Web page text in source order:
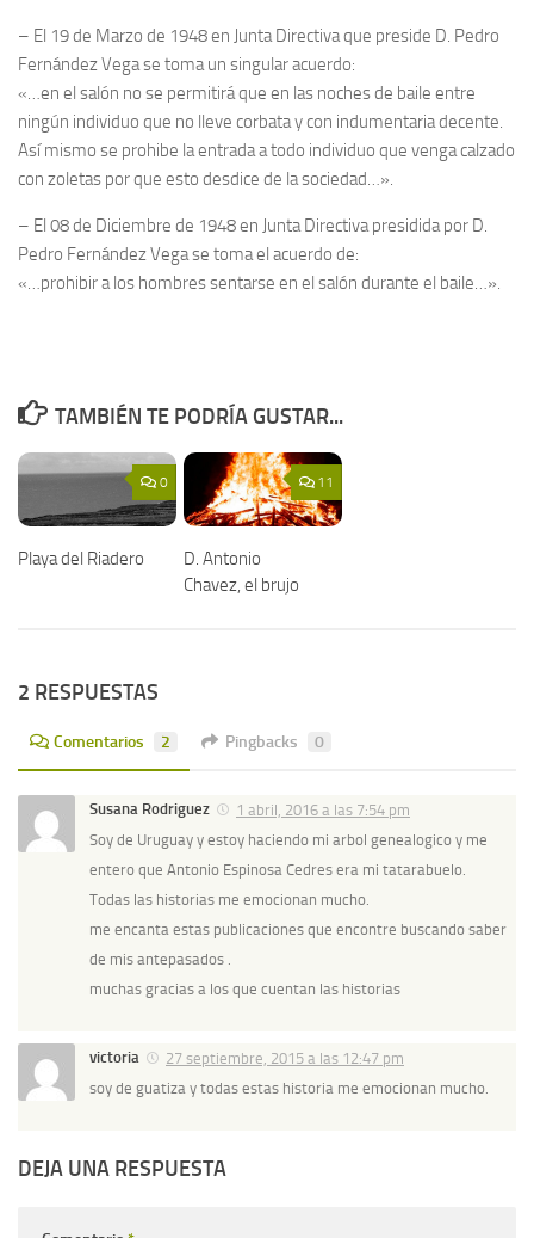
– El 19 de Marzo de 1948 en Junta Directiva que preside D. Pedro
Fernández Vega se toma un singular acuerdo:
«…en el salón no se permitirá que en las noches de baile entre
ningún individuo que no lleve corbata y con indumentaria decente.
Así mismo se prohibe la entrada a todo individuo que venga calzado
con zoletas por que esto desdice de la sociedad…».
– El 08 de Diciembre de 1948 en Junta Directiva presidida por D.
Pedro Fernández Vega se toma el acuerdo de:
«…prohibir a los hombres sentarse en el salón durante el baile…».
TAMBIÉN TE PODRÍA GUSTAR...
0
Playa del Riadero
11
D. Antonio
Chavez, el brujo
2 RESPUESTAS
Comentarios 2 Pingbacks 0
Susana Rodriguez
1 abril, 2016 a las 7:54 pm
Soy de Uruguay y estoy haciendo mi arbol genealogico y me
entero que Antonio Espinosa Cedres era mi tatarabuelo.
Todas las historias me emocionan mucho.
me encanta estas publicaciones que encontre buscando saber
de mis antepasados .
muchas gracias a los que cuentan las historias
victoria
27 septiembre, 2015 a las 12:47 pm
soy de guatiza y todas estas historia me emocionan mucho.
DEJA UNA RESPUESTA